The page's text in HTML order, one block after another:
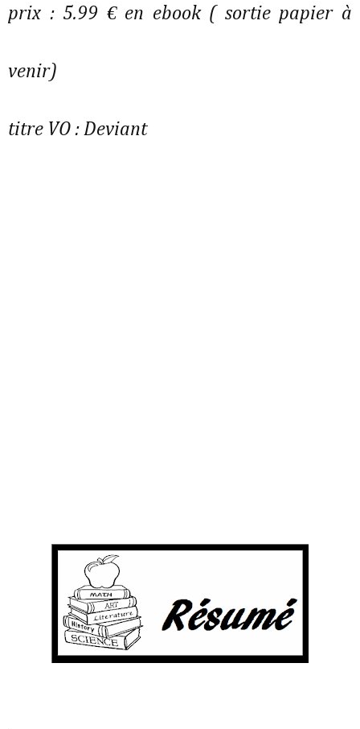
prix : 5.99 € en ebook ( sortie papier à
venir)
titre VO : Deviant